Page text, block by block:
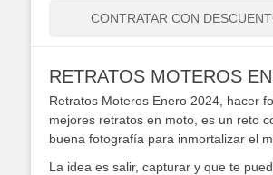
CONTRATAR CON
RETRATOS MOTEROS
Retratos Moteros Enero 2024, hacer
mejores retratos en moto, es un reto
buena fotografía para inmortalizar el
La idea es salir, capturar y que te